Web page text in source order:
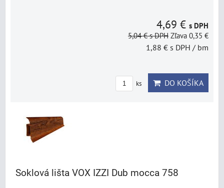
4,69 € s DPH
5,04 €s DPH Zľava 0,35 €
1,88 € s DPH / bm
ks DO KOŠÍKA
Soklová lišta VOX IZZI Dub mocca 758